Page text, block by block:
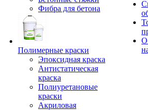
Фибра для бетона
Полимерные краски
Эпоксидная краска
Антистатическая
краска
Полиуретановые
краски
Акриловая